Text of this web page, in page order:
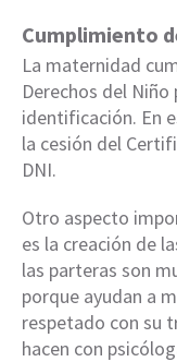
Cumplimiento
La maternidad
Derechos del
identificación. En
la cesión del
DNI.
Otro aspecto
es la creación de
las parteras son
porque ayudan a
respetado con su
hacen con